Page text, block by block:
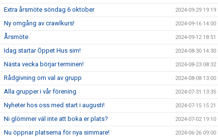
Extra årsmöte söndag 6 oktober 2024-09-29 19:19
Ny omgång av crawlkurs! 2024-09-16 14:00
Årsmöte 2024-09-12 18:51
Idag startar Öppet Hus sim! 2024-08-30 14:30
Nästa vecka börjar terminen! 2024-08-23 08:32
Rådgivning om val av grupp 2024-08-08 13:00
Alla grupper i vår förening 2024-07-31 13:35
Nyheter hos oss med start i augusti! 2024-07-15 15:21
Ni glömmer väl inte att boka er plats? 2024-07-02 19:10
Nu öppnar platserna för nya simmare! 2024-06-26 09:00